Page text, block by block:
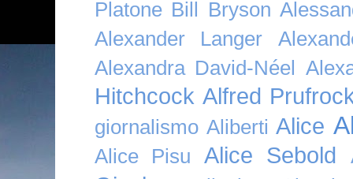
Platone Bill Bryson
Alexander Langer
Alexandra David-Néel
Hitchcock Alfred
giornalismo Aliberti Alice
Alice Pisu Alice Sebold